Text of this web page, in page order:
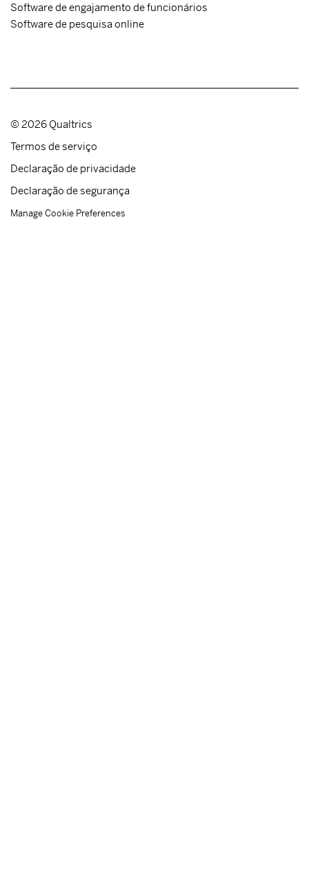
Software de engajamento de funcionários
Software de pesquisa online
©2026 Qualtrics
Termos de serviço
Declaração de privacidade
Declaração de segurança
Manage Cookie Preferences